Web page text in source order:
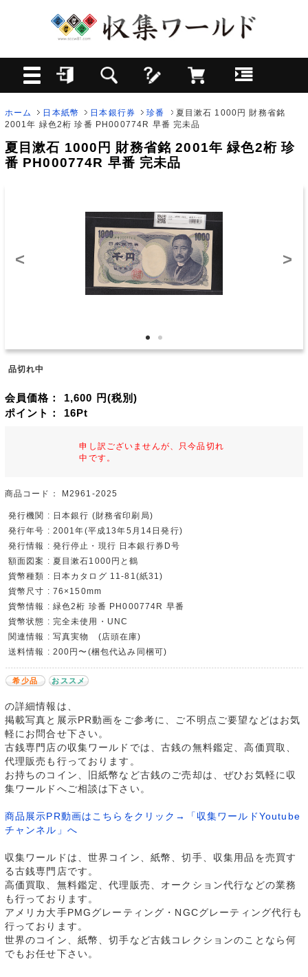
ホーム 日本紙幣 日本銀行券 珍番
夏目漱石 1000円 財務省銘
2001年 緑色2桁 珍番 PH000774R 早番 完未品
夏目漱石 1000円 財務省銘 2001年 緑色2桁 珍
番 PH000774R 早番 完未品
< >
品切れ中
会員価格： 1,600 円(税別)
ポイント： 16Pt
申し訳ございませんが、只今品切れ
中です。
商品コード： M2961-2025
発行機関 : 日本銀行 (財務省印刷局)
発行年号 : 2001年(平成13年5月14日発行)
発行情報 : 発行停止・現行 日本銀行券D号
額面図案 : 夏目漱石1000円と鶴
貨幣種類 : 日本カタログ 11-81(紙31)
貨幣尺寸 : 76×150mm
貨幣情報 : 緑色2桁 珍番 PH000774R 早番
貨幣状態 : 完全未使用・UNC
関連情報 : 写真実物 (店頭在庫)
送料情報 : 200円〜(梱包代込み同梱可)
希少品 おススメ
の詳細情報は、
掲載写真と展示PR動画をご参考に、ご不明点ご要望などはお気
軽にお問合せ下さい。
古銭専門店の収集ワールドでは、古銭の無料鑑定、高価買取、
代理販売も行っております。
お持ちのコイン、旧紙幣など古銭のご売却は、ぜひお気軽に収
集ワールドへご相談は下さい。
商品展示PR動画はこちらをクリック→「収集ワールドYoutube
チャンネル」へ
収集ワールドは、世界コイン、紙幣、切手、収集用品を売買す
る古銭専門店です。
高価買取、無料鑑定、代理販売、オークション代行などの業務
も行っております。
アメリカ大手PMGグレーティング・NGCグレーティング代行も
行っております。
世界のコイン、紙幣、切手など古銭コレクションのことなら何
でもお任せ下さい。